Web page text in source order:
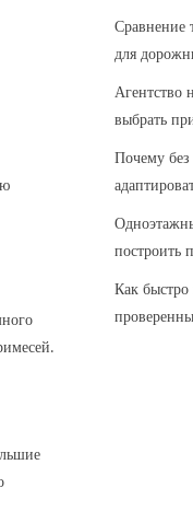
Сравнение
для
Агентство
выбрать
Почему
построить
Как